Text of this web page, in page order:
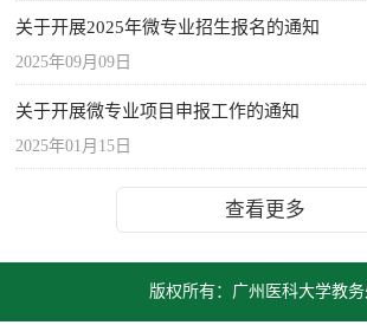
关于开展2025年微专业招生报名的通知
2025年09月09日
关于开展微专业项目申报工作的通知
2025年01月15日
查看更多
版权所有：广州医科大学教务